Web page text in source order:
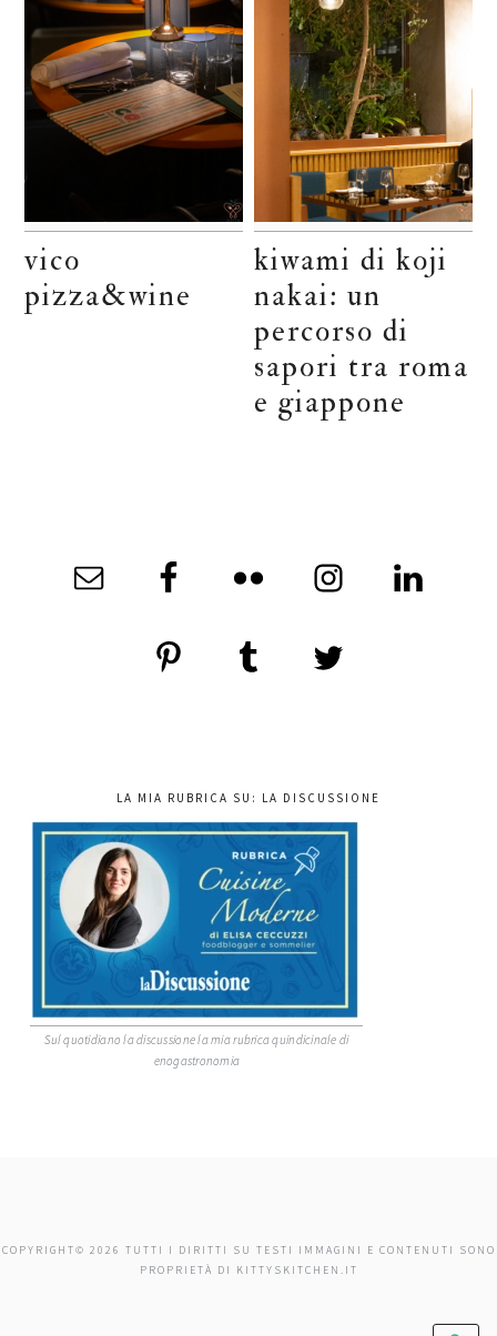
vico
pizza&wine
kiwami di koji
nakai: un
percorso di
sapori tra roma
e giappone
LA MIA RUBRICA SU: LA DISCUSSIONE
Sul quotidiano la discussione la mia rubrica quindicinale di
enogastronomia
COPYRIGHT© 2026 TUTTI I DIRITTI SU TESTI IMMAGINI E CONTENUTI SONO
PROPRIETÀ DI KITTYSKITCHEN.IT